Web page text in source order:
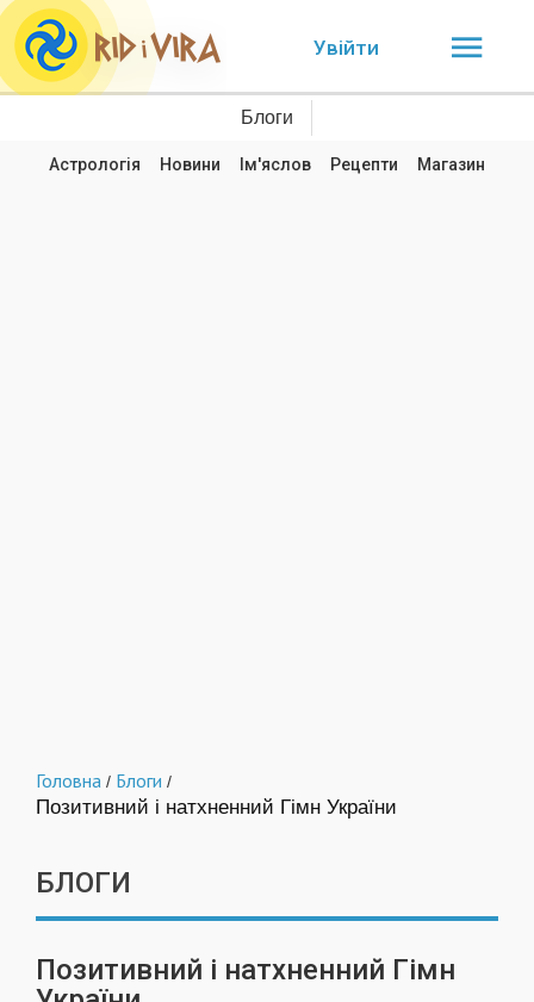
Увійти
Блоги
Астрологія Новини Ім'яслов Рецепти Магазин
Головна / Блоги /
Позитивний і натхненний Гімн України
БЛОГИ
Позитивний і натхненний Гімн